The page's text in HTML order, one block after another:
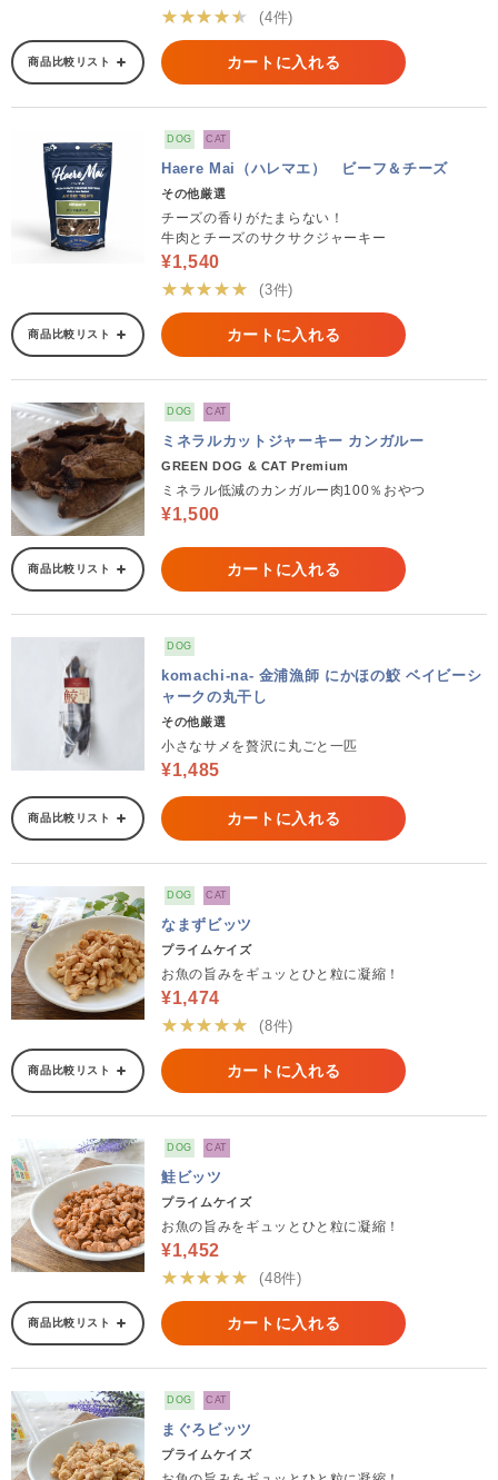
★★★★★
(4件)
商品比較リスト カートに入れる
DOG CAT
Haere Mai（ハレマエ） ビーフ＆チーズ
その他厳選
チーズの香りがたまらない！
牛肉とチーズのサクサクジャーキー
¥1,540
★★★★★
(3件)
商品比較リスト カートに入れる
DOG CAT
ミネラルカットジャーキー カンガルー
GREEN DOG & CAT Premium
ミネラル低減のカンガルー肉100％おやつ
¥1,500
商品比較リスト カートに入れる
DOG
komachi-na- 金浦漁師 にかほの鮫 ベイビーシ
ャークの丸干し
その他厳選
小さなサメを贅沢に丸ごと一匹
¥1,485
商品比較リスト カートに入れる
DOG CAT
なまずビッツ
プライムケイズ
お魚の旨みをギュッとひと粒に凝縮！
¥1,474
★★★★★
(8件)
商品比較リスト カートに入れる
DOG CAT
鮭ビッツ
プライムケイズ
お魚の旨みをギュッとひと粒に凝縮！
¥1,452
★★★★★
(48件)
商品比較リスト カートに入れる
DOG CAT
まぐろビッツ
プライムケイズ